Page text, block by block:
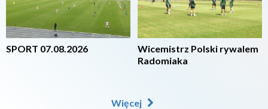
SPORT 07.08.2026
Wicemistrz Polski rywalem
Radomiaka
Więcej